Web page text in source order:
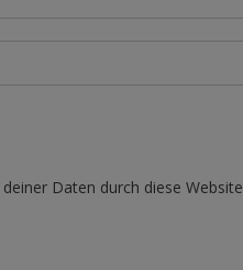
Daten durch diese Website